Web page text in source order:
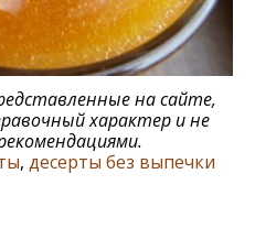
на сайте,
характер и не
, десерты без выпечки